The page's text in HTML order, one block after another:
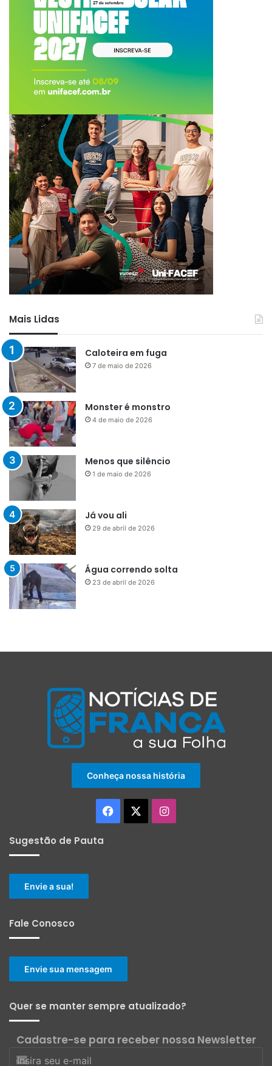
Mais Lidas
Caloteira em fuga
7 de maio de 2026
Monster é monstro
4 de maio de 2026
Menos que silêncio
1 de maio de 2026
Já vou ali
29 de abril de 2026
Água correndo solta
23 de abril de 2026
Conheça nossa história
Facebook Instagram
Sugestão de Pauta
Envie a sua!
Fale Conosco
Envie sua mensagem
Quer se manter sempre atualizado?
Cadastre-se para receber nossa Newsletter